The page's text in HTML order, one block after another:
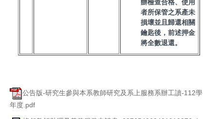
辦檢查合格、使用
者所保管之系產未
損壞並且歸還相關
鑰匙後，前述押金
將全數退還。
公告版-研究生參與本系教師研究及系上服務系辦工讀-112學
年度.pdf